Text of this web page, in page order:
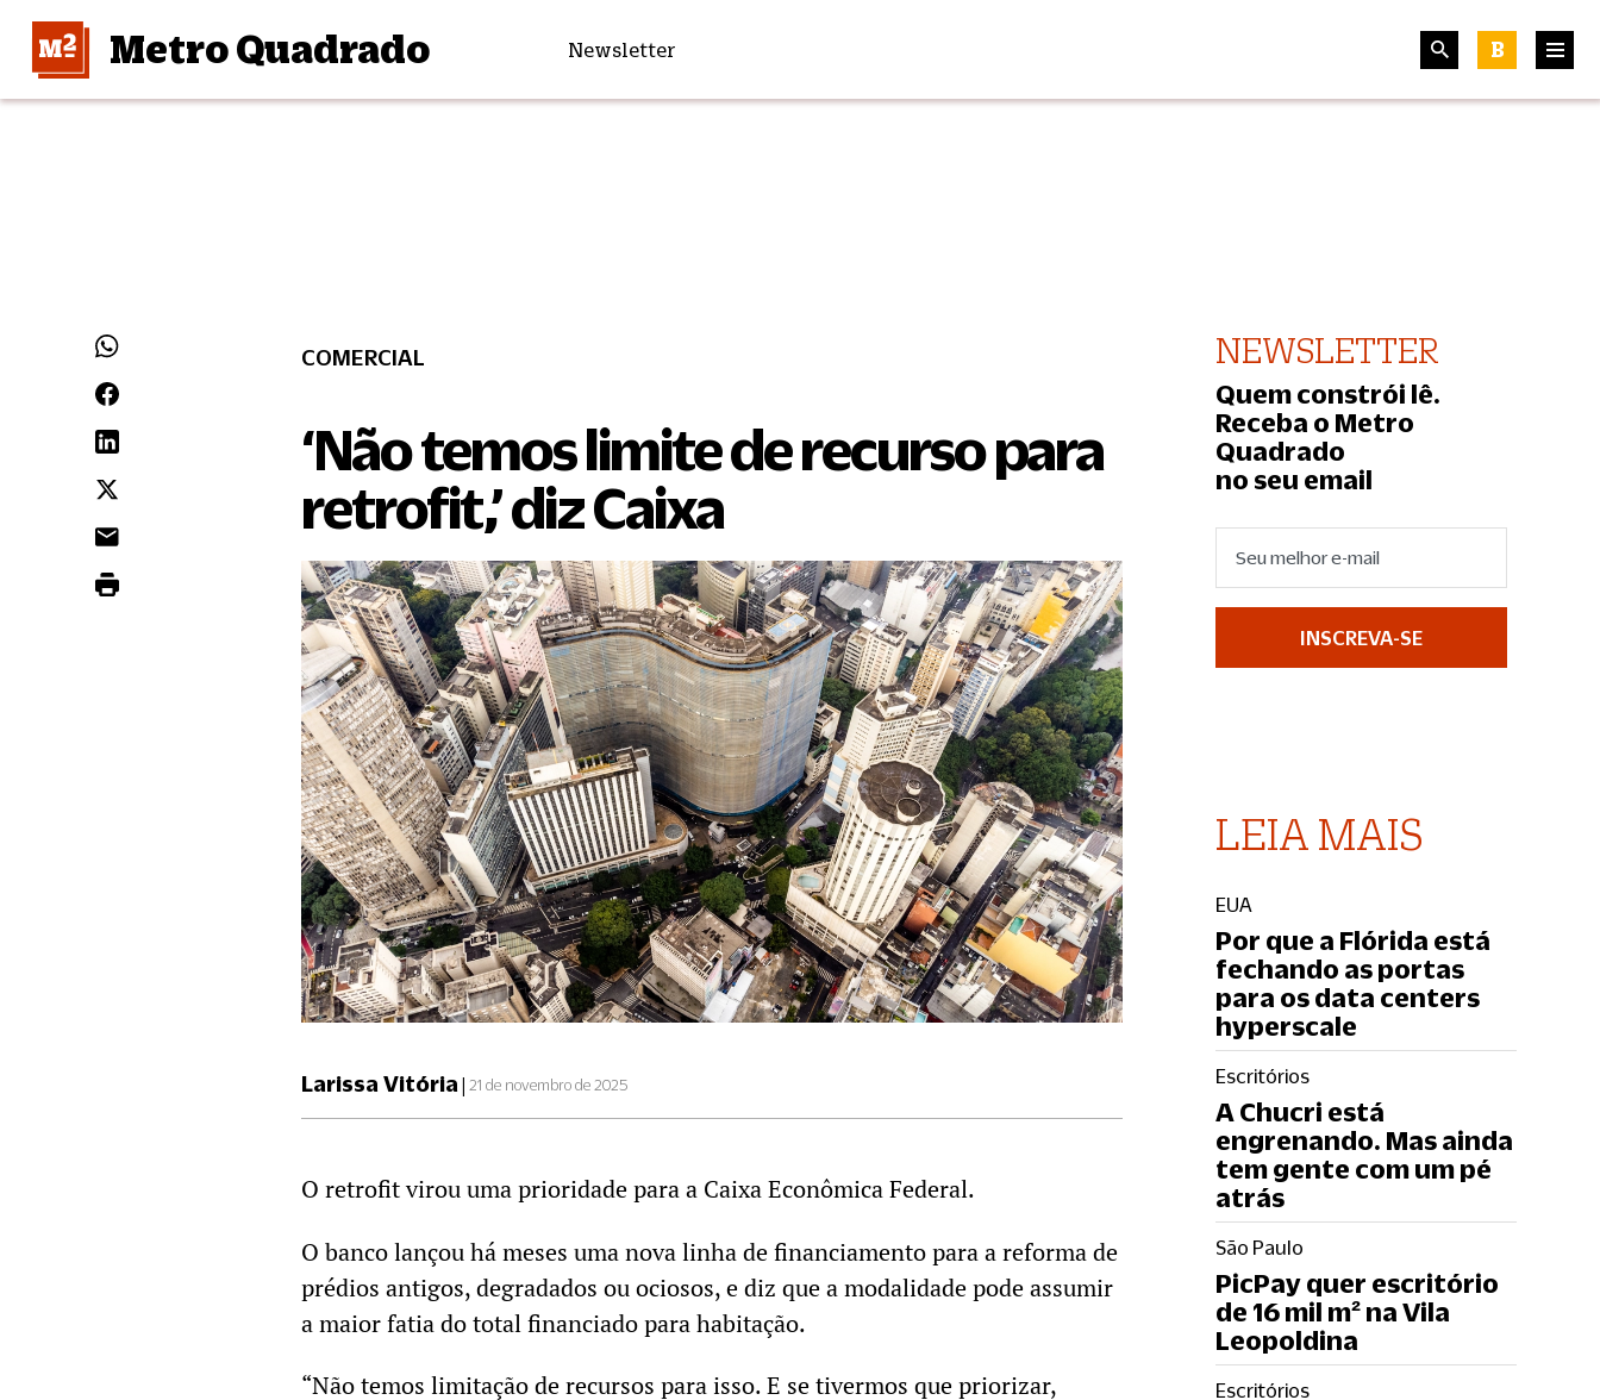
Metro Quadrado Newsletter B
COMERCIAL
‘Não temos limite de recurso para
retrofit,’ diz Caixa
Larissa Vitória| 21 de novembro de 2025
O retrofit virou uma prioridade para a Caixa Econômica Federal.
O banco lançou há meses uma nova linha de financiamento para a reforma de
prédios antigos, degradados ou ociosos, e diz que a modalidade pode assumir
a maior fatia do total financiado para habitação.
“Não temos limitação de recursos para isso. E se tivermos que priorizar,
NEWSLETTER
Quem constrói lê.
Receba o Metro
Quadrado
no seu email
INSCREVA-SE
LEIA MAIS
EUA
Por que a Flórida está
fechando as portas
para os data centers
hyperscale
Escritórios
A Chucri está
engrenando. Mas ainda
tem gente com um pé
atrás
São Paulo
PicPay quer escritório
de 16 mil m² na Vila
Leopoldina
Escritórios